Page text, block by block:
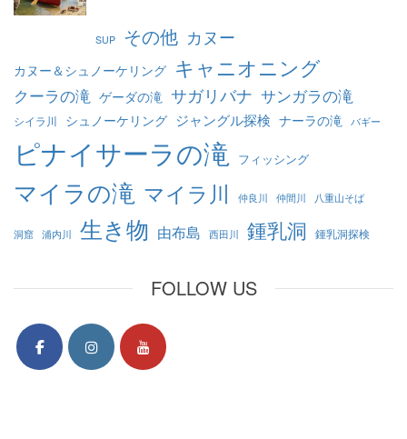
SUP その他 カヌー
カヌー＆シュノーケリング キャニオニング
クーラの滝 ゲーダの滝 サガリバナ サンガラの滝
シイラ川 シュノーケリング ジャングル探検 ナーラの滝 バギー
ピナイサーラの滝 フィッシング
マイラの滝 マイラ川 仲良川 仲間川 八重山そば
洞窟 浦内川 生き物 由布島 西田川 鍾乳洞 鍾乳洞探検
FOLLOW US